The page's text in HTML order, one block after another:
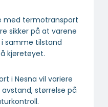
med termotransport
sikker på at varene
samme tilstand
kjøretøyet.
i Nesna vil variere
størrelse på